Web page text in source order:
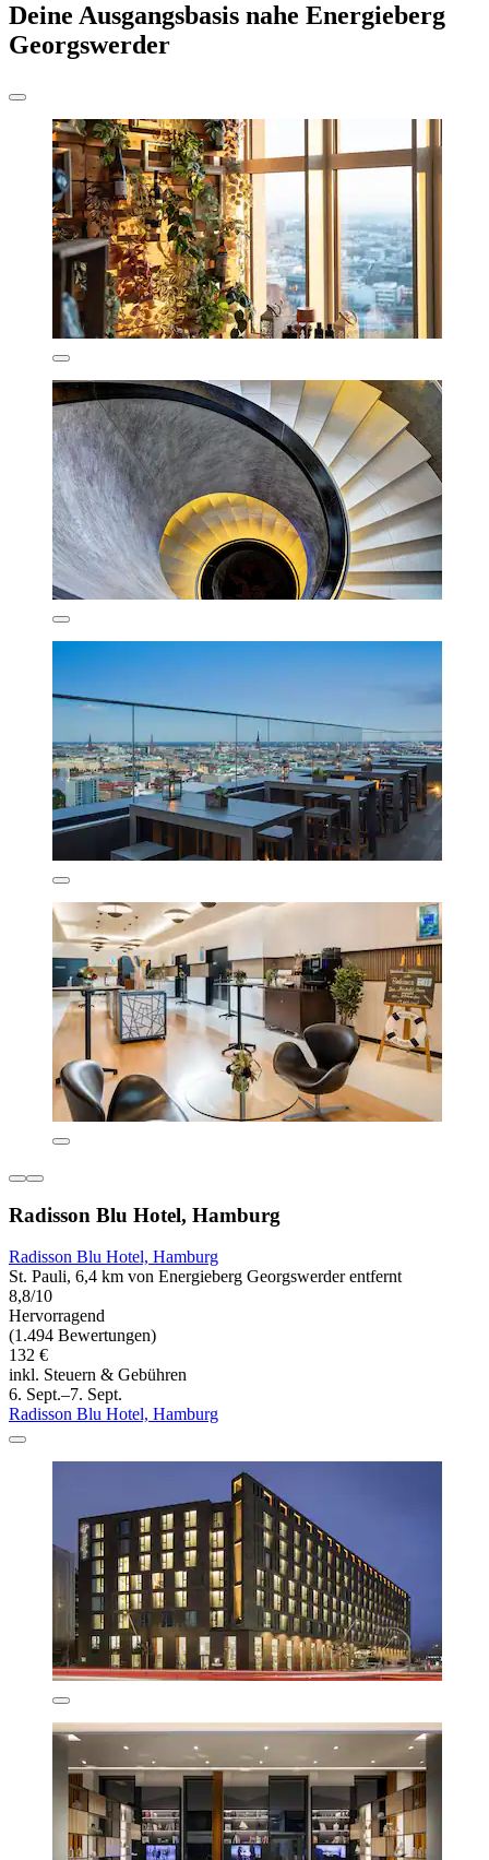
Deine Ausgangsbasis nahe Energieberg
Georgswerder
Radisson Blu Hotel, Hamburg
Radisson Blu Hotel, Hamburg
St. Pauli, 6,4 km von Energieberg Georgswerder entfernt
8,8/10
Hervorragend
(1.494 Bewertungen)
132 €
inkl. Steuern & Gebühren
6. Sept.–7. Sept.
Radisson Blu Hotel, Hamburg